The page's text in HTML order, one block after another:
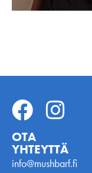
OTA
YHTEYTTÄ
info@mushbarf.fi